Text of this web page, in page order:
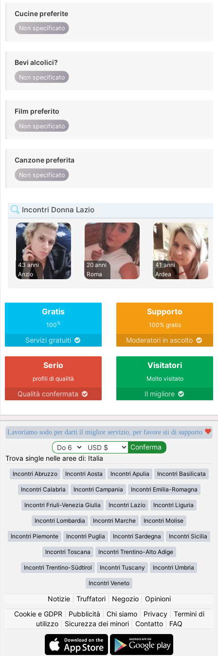
Cucine preferite
Non specificato
Bevi alcolici?
Non specificato
Film preferito
Non specificato
Canzone preferita
Non specificato
Incontri Donna Lazio
43 anni
Anzio
20 anni
Roma
41 anni
Ardea
Gratis
100%
Servizi gratuiti
Supporto
100% gratis
Moderatori in ascolto
Serio
profili di qualità
Qualità confermata
Visitatori
Molto visitato
Il migliore
Lavoriamo sodo per darti il miglior servizio, per favore sii di supporto
Trova single nelle aree di: Italia
Incontri Abruzzo Incontri Aosta Incontri Apulia Incontri Basilicata
Incontri Calabria Incontri Campania Incontri Emilia-Romagna
Incontri Friuli-Venezia Giulia Incontri Lazio Incontri Liguria
Incontri Lombardia Incontri Marche Incontri Molise
Incontri Piemonte Incontri Puglia Incontri Sardegna Incontri Sicilia
Incontri Toscana Incontri Trentino-Alto Adige
Incontri Trentino-Südtirol Incontri Tuscany Incontri Umbria
Incontri Veneto
Notizie| Truffatori| Negozio| Opinioni
Cookie e GDPR
Pubblicità Chi siamo| Privacy| Termini di
utilizzo| Sicurezza dei minori| Contatto| FAQ